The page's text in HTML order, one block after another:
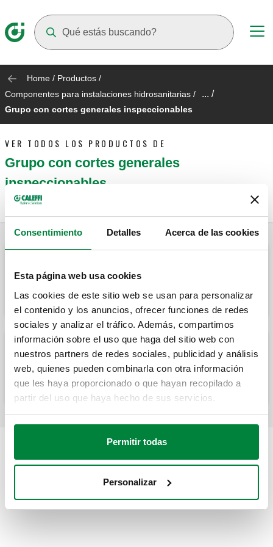
Consentimiento Detalles Acerca de las cookies
Esta página web usa cookies
Las cookies de este sitio web se usan para personalizar
el contenido y los anuncios, ofrecer funciones de redes
sociales y analizar el tráfico. Además, compartimos
información sobre el uso que haga del sitio web con
nuestros partners de redes sociales, publicidad y análisis
web, quienes pueden combinarla con otra información
que les haya proporcionado o que hayan recopilado a
partir del uso que haya hecho de sus servicios.
Permitir todas
Personalizar
Home / Productos /
Componentes para instalaciones hidrosanitarias / ... /
Grupo con cortes generales inspeccionables
VER TODOS LOS PRODUCTOS DE
Grupo con cortes generales
inspeccionables
Grupo con cortes generales
inspeccionable.
Placa embellecedora de cobertura de acero
inoxidable.